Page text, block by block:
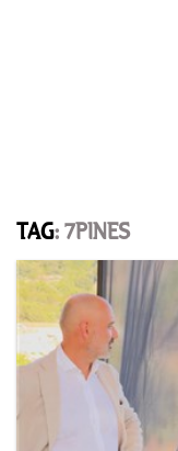
TAG: 7PINES